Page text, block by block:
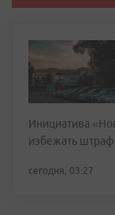
Инициатива
избежать
сегодня, 03:27